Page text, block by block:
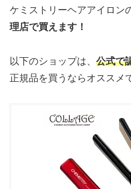
ケミストリーヘアアイロン
理店で買えます！
以下のショップは、 公式で
正規品を買うならオススメ